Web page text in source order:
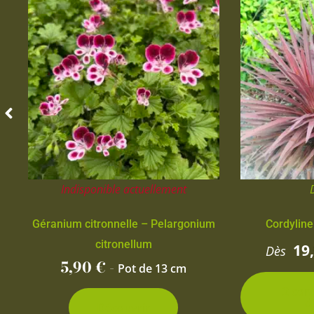
Indisponible actuellement
Géranium citronnelle – Pelargonium
citronellum
5,90€ - Pot de 13 cm
Dès